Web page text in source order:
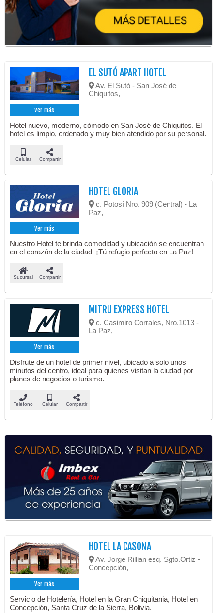
Ver más
EL SUTÓ APART HOTEL
Av. El Sutó - San José de
Chiquitos,
Hotel nuevo, moderno, cómodo en San José de Chiquitos. El
hotel es limpio, ordenado y muy bien atendido por su personal.
Celular Compartir
Ver más
HOTEL GLORIA
c. Potosí Nro. 909 (Central) - La
Paz,
Nuestro Hotel te brinda comodidad y ubicación se encuentran
en el corazón de la ciudad. ¡Tú refugio perfecto en La Paz!
Sucursal Compartir
Ver más
MITRU EXPRESS HOTEL
c. Casimiro Corrales, Nro.1013 -
La Paz,
Disfrute de un hotel de primer nivel, ubicado a solo unos
minutos del centro, ideal para quienes visitan la ciudad por
planes de negocios o turismo.
Teléfono Celular Compartir
Ver más
HOTEL LA CASONA
Av. Jorge Rillian esq. Sgto.Ortiz -
Concepción,
Servicio de Hotelería, Hotel en la Gran Chiquitania, Hotel en
Concepción, Santa Cruz de la Sierra, Bolivia.